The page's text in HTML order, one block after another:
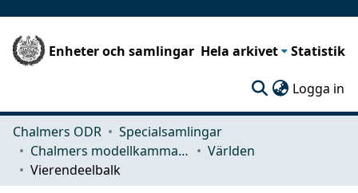
Enheter och samlingar Hela arkivet Statistik
Logga in
Chalmers ODR
Specialsamlingar
Chalmers modellkammare
Världen
Vierendeelbalk